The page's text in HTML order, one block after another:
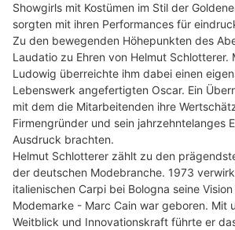
Showgirls mit Kostümen im Stil der
sorgten mit ihren Performances für
Zu den bewegenden Höhepunkten des
Laudatio zu Ehren von Helmut Schlotterer.
Ludowig überreichte ihm dabei einen
Lebenswerk angefertigten Oscar. Ein
mit dem die Mitarbeitenden ihre
Firmengründer und sein jahrzehntelanges
Ausdruck brachten.
Helmut Schlotterer zählt zu den
der deutschen Modebranche. 1973
italienischen Carpi bei Bologna seine
Modemarke - Marc Cain war geboren. Mit
Weitblick und Innovationskraft führte er